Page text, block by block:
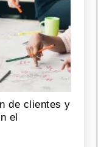
de clientes y
el